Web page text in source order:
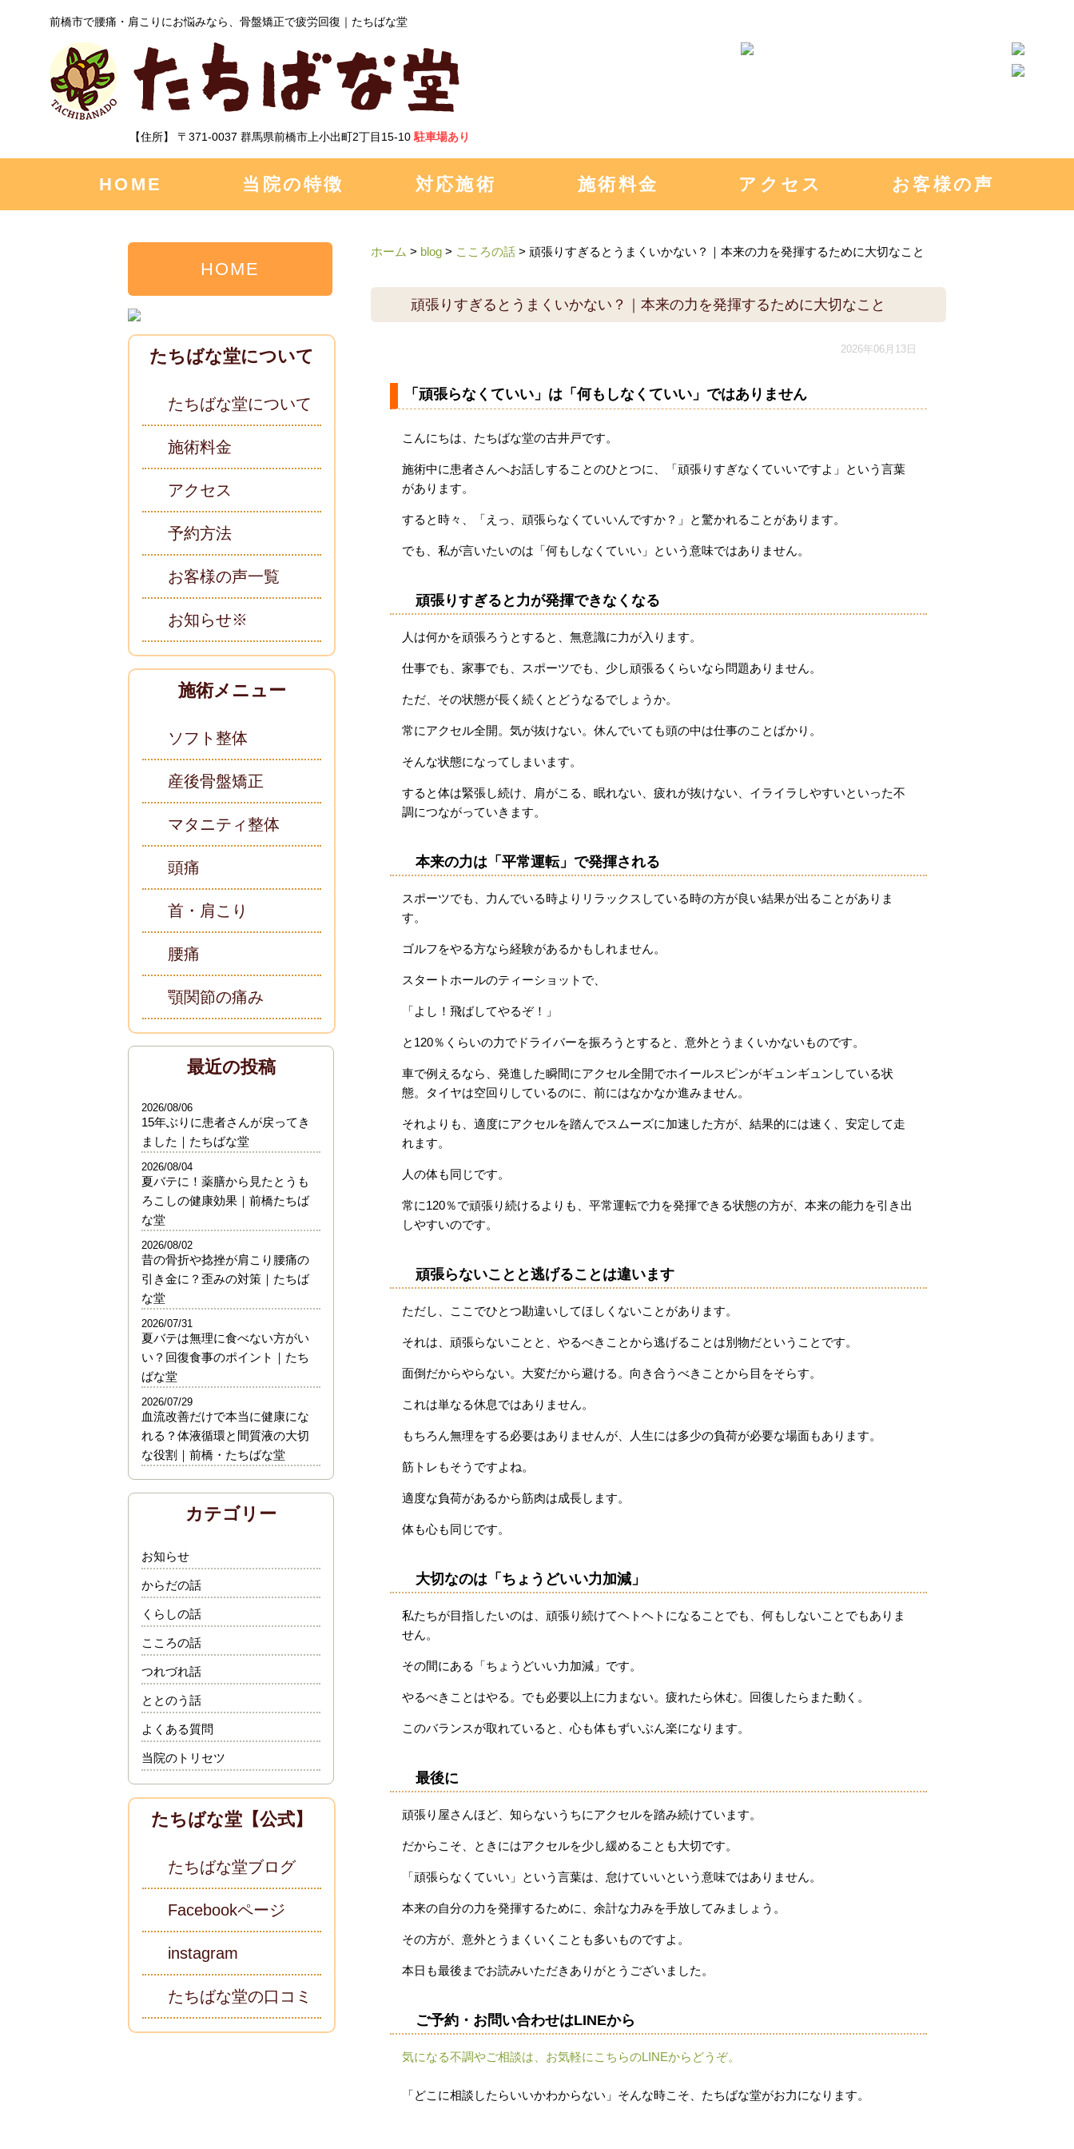
前橋市で腰痛・肩こりにお悩みなら、骨盤矯正で疲労回復｜たちばな堂
【住所】 〒371-0037 群馬県前橋市上小出町2丁目15-10 駐車場あり
HOME 当院の特徴 対応施術 施術料金 アクセス お客様の声
ホーム > blog > こころの話 > 頑張りすぎるとうまくいかない？｜本来の力を発揮するために大切なこと
頑張りすぎるとうまくいかない？｜本来の力を発揮するために大切なこと
2026年06月13日
「頑張らなくていい」は「何もしなくていい」ではありません
こんにちは、たちばな堂の古井戸です。
施術中に患者さんへお話しすることのひとつに、「頑張りすぎなくていいですよ」という言葉
があります。
すると時々、「えっ、頑張らなくていいんですか？」と驚かれることがあります。
でも、私が言いたいのは「何もしなくていい」という意味ではありません。
頑張りすぎると力が発揮できなくなる
人は何かを頑張ろうとすると、無意識に力が入ります。
仕事でも、家事でも、スポーツでも、少し頑張るくらいなら問題ありません。
ただ、その状態が長く続くとどうなるでしょうか。
常にアクセル全開。気が抜けない。休んでいても頭の中は仕事のことばかり。
そんな状態になってしまいます。
すると体は緊張し続け、肩がこる、眠れない、疲れが抜けない、イライラしやすいといった不
調につながっていきます。
本来の力は「平常運転」で発揮される
スポーツでも、力んでいる時よりリラックスしている時の方が良い結果が出ることがありま
す。
ゴルフをやる方なら経験があるかもしれません。
スタートホールのティーショットで、
「よし！飛ばしてやるぞ！」
と120％くらいの力でドライバーを振ろうとすると、意外とうまくいかないものです。
車で例えるなら、発進した瞬間にアクセル全開でホイールスピンがギュンギュンしている状
態。タイヤは空回りしているのに、前にはなかなか進みません。
それよりも、適度にアクセルを踏んでスムーズに加速した方が、結果的には速く、安定して走
れます。
人の体も同じです。
常に120％で頑張り続けるよりも、平常運転で力を発揮できる状態の方が、本来の能力を引き出
しやすいのです。
頑張らないことと逃げることは違います
ただし、ここでひとつ勘違いしてほしくないことがあります。
それは、頑張らないことと、やるべきことから逃げることは別物だということです。
面倒だからやらない。大変だから避ける。向き合うべきことから目をそらす。
これは単なる休息ではありません。
もちろん無理をする必要はありませんが、人生には多少の負荷が必要な場面もあります。
筋トレもそうですよね。
適度な負荷があるから筋肉は成長します。
体も心も同じです。
大切なのは「ちょうどいい力加減」
私たちが目指したいのは、頑張り続けてヘトヘトになることでも、何もしないことでもありま
せん。
その間にある「ちょうどいい力加減」です。
やるべきことはやる。でも必要以上に力まない。疲れたら休む。回復したらまた動く。
このバランスが取れていると、心も体もずいぶん楽になります。
最後に
頑張り屋さんほど、知らないうちにアクセルを踏み続けています。
だからこそ、ときにはアクセルを少し緩めることも大切です。
「頑張らなくていい」という言葉は、怠けていいという意味ではありません。
本来の自分の力を発揮するために、余計な力みを手放してみましょう。
その方が、意外とうまくいくことも多いものですよ。
本日も最後までお読みいただきありがとうございました。
ご予約・お問い合わせはLINEから
気になる不調やご相談は、お気軽にこちらのLINEからどうぞ。
「どこに相談したらいいかわからない」そんな時こそ、たちばな堂がお力になります。
HOME
たちばな堂について
たちばな堂について
施術料金
アクセス
予約方法
お客様の声一覧
お知らせ※
施術メニュー
ソフト整体
産後骨盤矯正
マタニティ整体
頭痛
首・肩こり
腰痛
顎関節の痛み
最近の投稿
15年ぶりに患者さんが戻ってき
ました｜たちばな堂
2026/08/06
夏バテに！薬膳から見たとうも
ろこしの健康効果｜前橋たちば
な堂
2026/08/04
昔の骨折や捻挫が肩こり腰痛の
引き金に？歪みの対策｜たちば
な堂
2026/08/02
夏バテは無理に食べない方がい
い？回復食事のポイント｜たち
ばな堂
2026/07/31
血流改善だけで本当に健康にな
れる？体液循環と間質液の大切
な役割｜前橋・たちばな堂
2026/07/29
カテゴリー
お知らせ
からだの話
くらしの話
こころの話
つれづれ話
ととのう話
よくある質問
当院のトリセツ
たちばな堂【公式】
たちばな堂ブログ
Facebookページ
instagram
たちばな堂の口コミ